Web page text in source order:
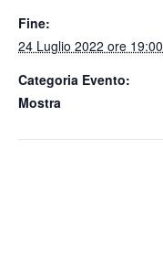
Fine:
24 Luglio 2022 ore 19:00
Categoria Evento:
Mostra